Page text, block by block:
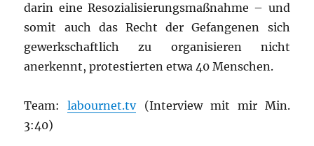
darin eine Resozialisierungsmaßnahme – und
somit auch das Recht der Gefangenen sich
gewerkschaftlich zu organisieren nicht
anerkennt, protestierten etwa 40 Menschen.
Team:labournet.tv(Interview mit mir Min.
3:40)